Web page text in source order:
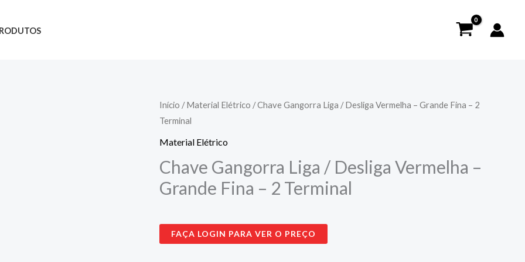
Início /Material Elétrico / Chave Gangorra Liga / Desliga Vermelha – Grande Fina – 2
Terminal
Material Elétrico
Chave Gangorra Liga / Desliga Vermelha –
Grande Fina – 2 Terminal
FAÇA LOGIN PARA VER O PREÇO